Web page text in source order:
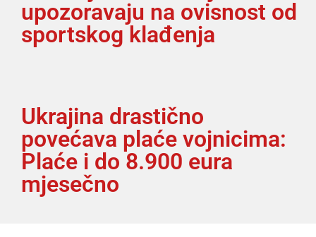
upozoravaju na ovisnost od
sportskog klađenja
Ukrajina drastično
povećava plaće vojnicima:
Plaće i do 8.900 eura
mjesečno